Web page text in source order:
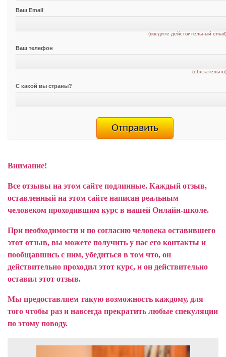
Ваш Email
(введите действительный
Ваш телефон
С какой вы страны?
Внимание!
Все отзывы на этом сайте подлинные. Каждый отзыв,
оставленный на этом сайте написан реальным
человеком проходившим курс в нашей Онлайн-школе.
При необходимости и по согласию человека оставившего
этот отзыв, вы можете получить у нас его контакты и
пообщавшись с ним, убедиться в том что, он
действительно проходил этот курс, и он действительно
оставил этот отзыв.
Мы предоставляем такую возможность каждому, для
того чтобы раз и навсегда прекратить любые спекуляции
по этому поводу.